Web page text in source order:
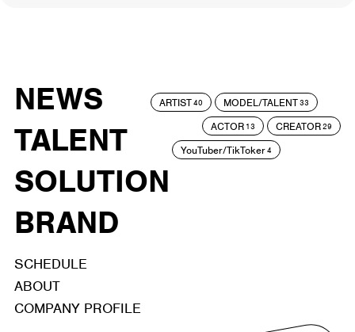
NEWS
TALENT
SOLUTION
BRAND
ARTIST40 MODEL/TALENT33
ACTOR 13 CREATOR29
YouTuber/TikToker4
SCHEDULE
ABOUT
COMPANY PROFILE